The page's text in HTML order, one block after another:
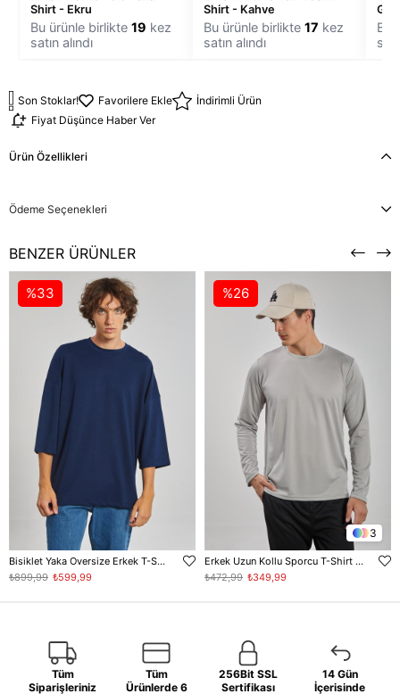
Shirt - Ekru
Bu ürünle birlikte 19 kez
satın alındı
Shirt - Kahve
Bu ürünle birlikte 17 kez
satın alındı
Bu
Son Stoklar! Favorilere Ekle
İndirimli Ürün
Fiyat Düşünce Haber Ver
Ürün Özellikleri
Ödeme Seçenekleri
BENZER ÜRÜNLER
Bisiklet Yaka Oversize Erkek T-Shirt - Lacivert
₺599,99
₺899,99
%33
3
Erkek Uzun Kollu Sporcu T-Shirt - Gri
₺349,99
₺472,99
%26
Tüm
Siparişleriniz
Tüm
Ürünlerde 6
256Bit SSL
Sertifikası
14 Gün
İçerisinde